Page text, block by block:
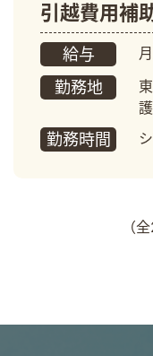
引越費用補
給与
勤務地
勤務時間
（